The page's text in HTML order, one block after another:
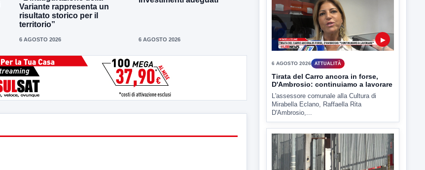
Variante rappresenta un
risultato storico per il
territorio”
6 AGOSTO 2026 6 AGOSTO 2026
6 AGOSTO 2026 ATTUALITÀ
Tirata del Carro ancora in forse,
D'Ambrosio: continuiamo a lavorare
L'assessore comunale alla Cultura di
Mirabella Eclano, Raffaella Rita
D'Ambrosio,...
▶